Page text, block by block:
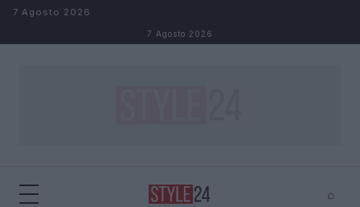
Salta al contenuto
7 Agosto 2026
7 Agosto 2026
⌕